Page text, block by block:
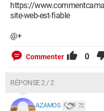
https://
site-web-est-fiable
@+
Commenter 0
RÉPONSE 2 / 2
AZAMOS 72